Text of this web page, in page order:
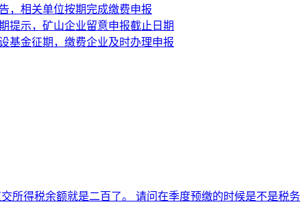
所得税余额就是二百了。 请问在季度预缴的时候是不是税务